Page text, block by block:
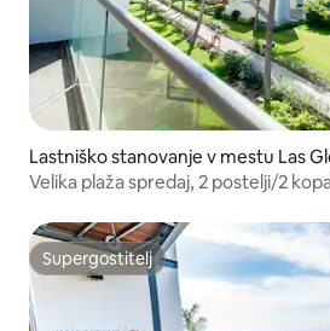
Lastniško stanovanje v mestu Las
Velika plaža spredaj, 2 postelji/2
Supergostitelj
Supergostitelj